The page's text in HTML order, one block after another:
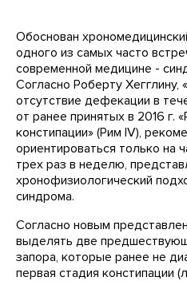
Обоснован
одного из самых часто
современной медицине -
Согласно Роберту Хегглину,
отсутствие дефекации в
от ранее принятых в 2016 г.
констипации» (Рим IV),
ориентироваться только на
трех раз в неделю,
хронофизиологический
синдрома.
Согласно новым
выделять две
запора, которые ранее не
первая стадия констипации